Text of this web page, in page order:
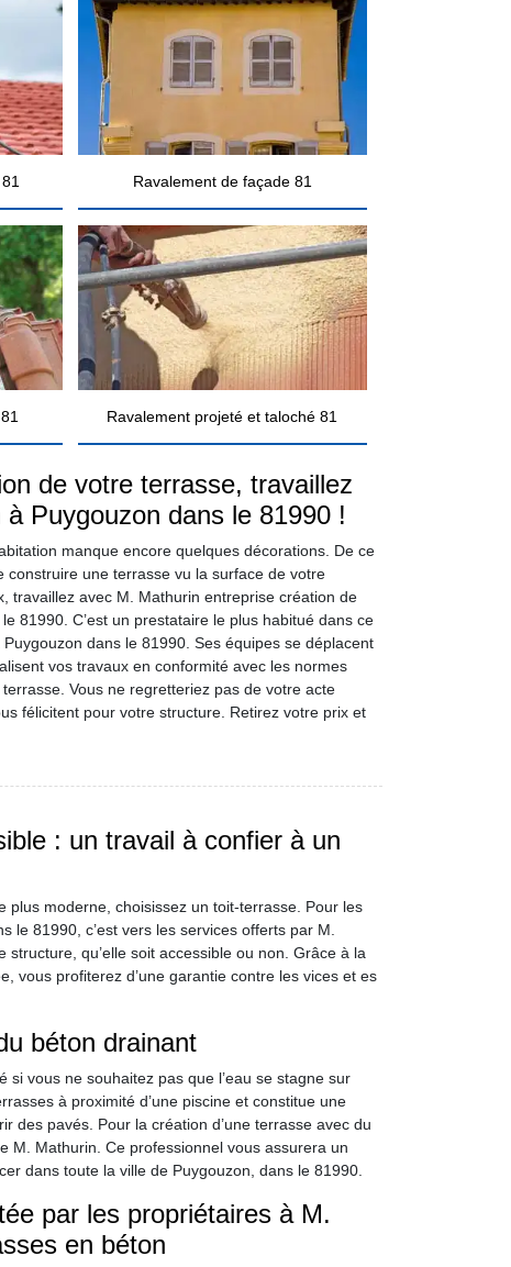
Ravalement de façade 81
Ravalement projeté et taloché 81
de votre terrasse, travaillez
Puygouzon dans le 81990 !
manque encore quelques décorations. De ce
construire une terrasse vu la surface de votre
travaillez avec M. Mathurin entreprise création de
81990. C’est un prestataire le plus habitué dans ce
dans le 81990. Ses équipes se déplacent
vos travaux en conformité avec les normes
Vous ne regretteriez pas de votre acte
félicitent pour votre structure. Retirez votre prix et
: un travail à confier à un
moderne, choisissez un toit-terrasse. Pour les
le 81990, c’est vers les services offerts par M.
structure, qu’elle soit accessible ou non. Grâce à la
vous profiterez d’une garantie contre les vices et es
béton drainant
si vous ne souhaitez pas que l’eau se stagne sur
à proximité d’une piscine et constitue une
des pavés. Pour la création d’une terrasse avec du
M. Mathurin. Ce professionnel vous assurera un
dans toute la ville de Puygouzon, dans le 81990.
par les propriétaires à M.
en béton